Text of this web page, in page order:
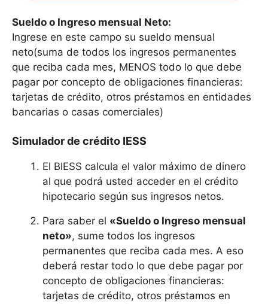
Sueldo o Ingreso mensual Neto:
Ingrese en este campo su sueldo mensual
neto(suma de todos los ingresos permanentes
que reciba cada mes, MENOS todo lo que debe
pagar por concepto de obligaciones financieras:
tarjetas de crédito, otros préstamos en entidades
bancarias o casas comerciales)
Simulador de crédito IESS
El BIESS calcula el valor máximo de dinero
al que podrá usted acceder en el crédito
hipotecario según sus ingresos netos.
Para saber el «Sueldo o Ingreso mensual
neto», sume todos los ingresos
permanentes que reciba cada mes. A eso
deberá restar todo lo que debe pagar por
concepto de obligaciones financieras:
tarjetas de crédito, otros préstamos en